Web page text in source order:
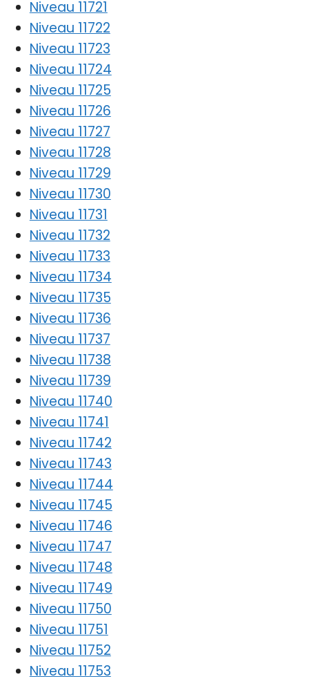
Niveau 11721
Niveau 11722
Niveau 11723
Niveau 11724
Niveau 11725
Niveau 11726
Niveau 11727
Niveau 11728
Niveau 11729
Niveau 11730
Niveau 11731
Niveau 11732
Niveau 11733
Niveau 11734
Niveau 11735
Niveau 11736
Niveau 11737
Niveau 11738
Niveau 11739
Niveau 11740
Niveau 11741
Niveau 11742
Niveau 11743
Niveau 11744
Niveau 11745
Niveau 11746
Niveau 11747
Niveau 11748
Niveau 11749
Niveau 11750
Niveau 11751
Niveau 11752
Niveau 11753